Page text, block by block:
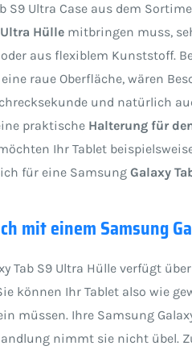
S9 Ultra Case aus dem
Hülle mitbringen muss,
aus flexiblem Kunststoff.
raue Oberfläche, wären
und natürlich
praktische Halterung für
Ihr Tablet
für eine Samsung Galaxy
mit einem Samsung
Tab S9 Ultra Hülle verfügt über
können Ihr Tablet also wie
müssen. Ihre Samsung
nimmt sie nicht übel.